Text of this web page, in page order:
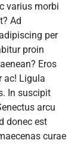
varius morbi
Ad
per
proin
Eros
ac! Ligula
In suscipit
arcu
donec est
curae